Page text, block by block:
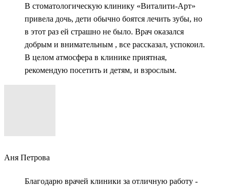
В стоматологическую клинику «Виталити-Арт»
привела дочь, дети обычно боятся лечить зубы, но
в этот раз ей страшно не было. Врач оказался
добрым и внимательным , все рассказал, успокоил.
В целом атмосфера в клинике приятная,
рекомендую посетить и детям, и взрослым.
Аня Петрова
Благодарю врачей клиники за отличную работу -